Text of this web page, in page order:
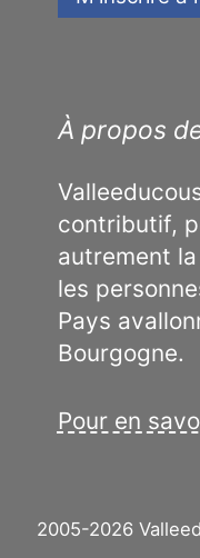
À propos
contributif,
autrement
les
Pays
Bourgogne.
Pour en
2005-2026